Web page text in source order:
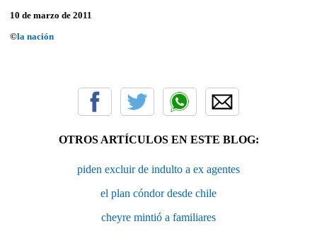
10 de marzo de 2011
©la nación
OTROS ARTÍCULOS EN ESTE BLOG:
piden excluir de indulto a ex agentes
el plan cóndor desde chile
cheyre mintió a familiares